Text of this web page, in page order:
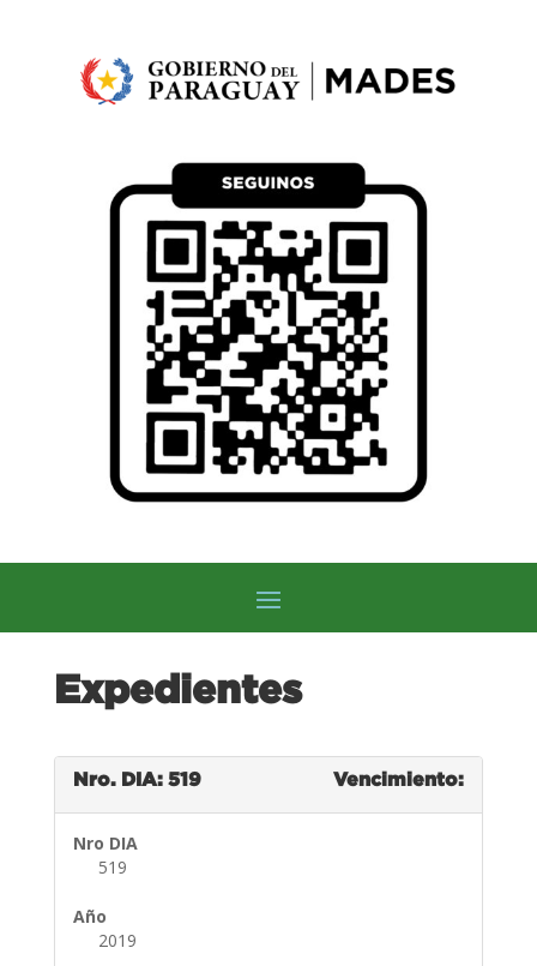
Expedientes
Nro. DIA: 519 Vencimiento:
Nro DIA
519
Año
2019